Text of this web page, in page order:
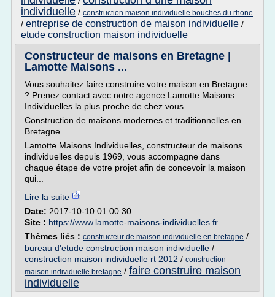
individuelle / construction maison individuelle bouches du rhone
/ entreprise de construction de maison individuelle /
etude construction maison individuelle
Constructeur de maisons en Bretagne |
Lamotte Maisons ...
Vous souhaitez faire construire votre maison en Bretagne
? Prenez contact avec notre agence Lamotte Maisons
Individuelles la plus proche de chez vous.
Construction de maisons modernes et traditionnelles en
Bretagne
Lamotte Maisons Individuelles, constructeur de maisons
individuelles depuis 1969, vous accompagne dans
chaque étape de votre projet afin de concevoir la maison
qui...
Lire la suite
Date: 2017-10-10 01:00:30
Site : https://www.lamotte-maisons-individuelles.fr
Thèmes liés : constructeur de maison individuelle en bretagne /
bureau d'etude construction maison individuelle /
construction maison individuelle rt 2012 / construction
maison individuelle bretagne / faire construire maison
individuelle